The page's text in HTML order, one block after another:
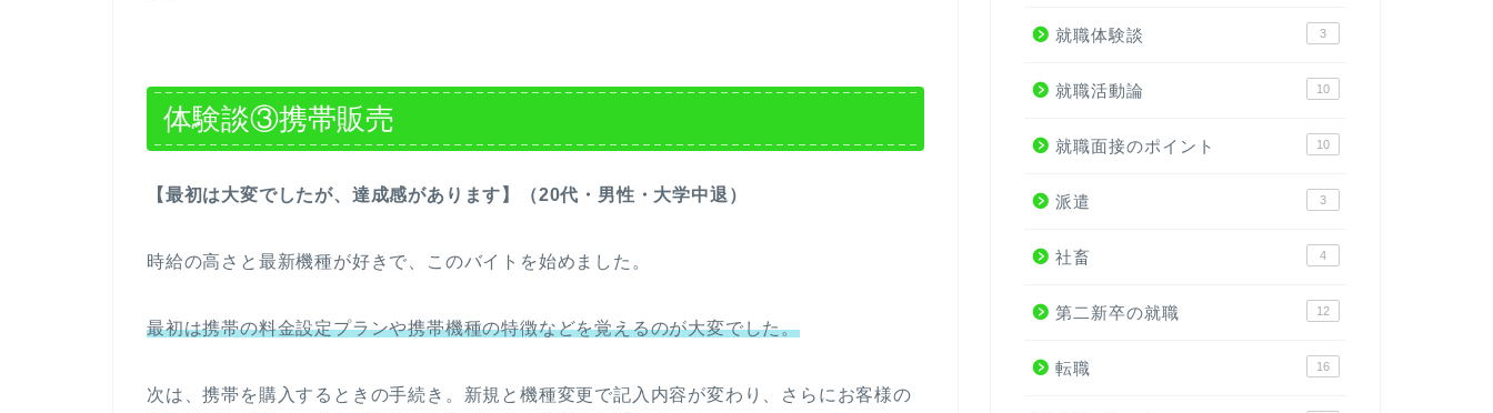
体験談③携帯販売
【最初は大変でしたが、達成感があります】（20代・男性・大学中退）
時給の高さと最新機種が好きで、このバイトを始めました。
最初は携帯の料金設定プランや携帯機種の特徴などを覚えるのが大変でした。
次は、携帯を購入するときの手続き。新規と機種変更で記入内容が変わり、さらにお客様の
就職体験談 3
就職活動論 10
就職面接のポイント 10
派遣 3
社畜 4
第二新卒の就職 12
転職 16